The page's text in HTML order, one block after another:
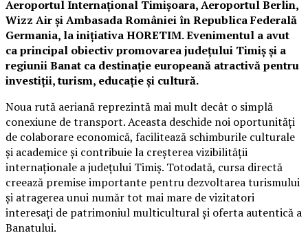
Aeroportul Internațional Timișoara, Aeroportul Berlin,
Wizz Air și Ambasada României în Republica Federală
Germania, la inițiativa HORETIM. Evenimentul a avut
ca principal obiectiv promovarea județului Timiș și a
regiunii Banat ca destinație europeană atractivă pentru
investiții, turism, educație și cultură.
Noua rută aeriană reprezintă mai mult decât o simplă
conexiune de transport. Aceasta deschide noi oportunități
de colaborare economică, facilitează schimburile culturale
și academice și contribuie la creșterea vizibilității
internaționale a județului Timiș. Totodată, cursa directă
creează premise importante pentru dezvoltarea turismului
și atragerea unui număr tot mai mare de vizitatori
interesați de patrimoniul multicultural și oferta autentică a
Banatului.